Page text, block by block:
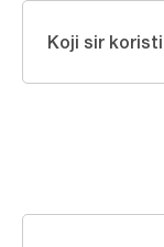
Koji sir